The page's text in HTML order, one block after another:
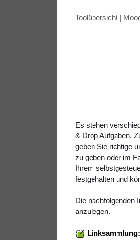
Toolübersicht|
Es stehen
& Drop Aufgaben,
geben Sie richtige
zu geben oder im
Ihrem
festgehalten und
Die nachfolgenden
anzulegen.